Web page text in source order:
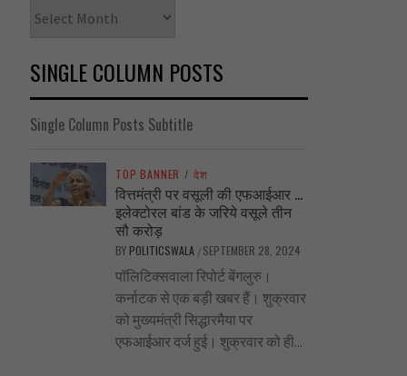
SINGLE COLUMN POSTS
Single Column Posts Subtitle
TOP BANNER / देश
वित्तमंत्री पर वसूली की एफआईआर …
इलेक्टोरल बांड के जरिये वसूले तीन
सौ करोड़
BY POLITICSWALA / SEPTEMBER 28, 2024
पॉलिटिक्सवाला रिपोर्ट बेंगलुरु।
कर्नाटक से एक बड़ी खबर हैं। शुक्रवार
को मुख्यमंत्री सिद्धारमैया पर
एफआईआर दर्ज हुई। शुक्रवार को ही...